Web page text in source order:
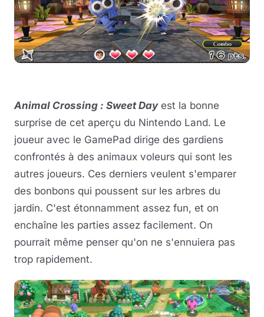
Animal Crossing : Sweet Dayest la bonne
surprise de cet aperçu du Nintendo Land. Le
joueur avec le GamePad dirige des gardiens
confrontés à des animaux voleurs qui sont les
autres joueurs. Ces derniers veulent s'emparer
des bonbons qui poussent sur les arbres du
jardin. C'est étonnamment assez fun, et on
enchaîne les parties assez facilement. On
pourrait même penser qu'on ne s'ennuiera pas
trop rapidement.